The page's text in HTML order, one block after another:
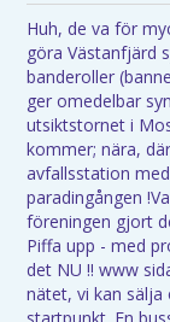
Huh, de va för
göra Västanfjärd
banderoller
ger omedelbar
utsiktstornet i
kommer; nära,
avfallsstation
paradingången
föreningen gjort
Piffa upp - med
det NU !! www
nätet, vi kan